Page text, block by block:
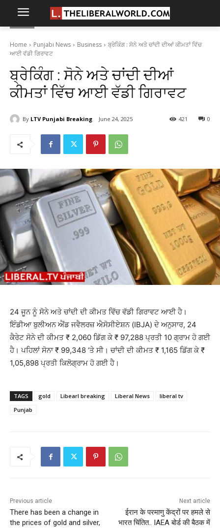
Home Punjabi News Business
ਬ੍ਰੇਕਿੰਗ : ਸੋਨੇ ਅਤੇ ਚਾਂਦੀ ਦੀਆਂ ਕੀਮਤਾਂ ਵਿੱਚ
ਆਈ ਵੱਡੀ ਗਿਰਾਵਟ
ਬ੍ਰੇਕਿੰਗ : ਸੋਨੇ ਅਤੇ ਚਾਂਦੀ ਦੀਆਂ
ਕੀਮਤਾਂ ਵਿੱਚ ਆਈ ਵੱਡੀ ਗਿਰਾਵਟ
By LTV Punjabi Breaking June 24, 2025 0
421
24 ਜੂਨ ਨੂੰ ਸੋਨੇ ਅਤੇ ਚਾਂਦੀ ਦੀ ਕੀਮਤ ਵਿੱਚ ਵੱਡੀ ਗਿਰਾਵਟ ਆਈ ਹੈ।
ਇੰਡੀਆ ਬੁਲੀਅਨ ਐਂਡ ਜਵੈਲਰਜ਼ ਐਸੋਸੀਏਸ਼ਨ (IBJA) ਦੇ ਅਨੁਸਾਰ, 24
ਕੈਰੇਟ ਸੋਨੇ ਦੀ ਕੀਮਤ ₹ 2,060 ਡਿੱਗ ਕੇ ₹ 97,288 ਪ੍ਰਤੀ 10 ਗ੍ਰਾਮ ਹੋ ਗਈ
ਹੈ। ਪਹਿਲਾਂ ਸੋਨਾ ₹ 99,348 ‘ਤੇ ਸੀ। ਚਾਂਦੀ ਦੀ ਕੀਮਤ ₹ 1,165 ਡਿੱਗ ਕੇ ₹
1,05,898 ਪ੍ਰਤੀ ਕਿਲੋਗ੍ਰਾਮ ਹੋ ਗਈ ਹੈ।
TAGS gold Libearl breaking Liberal News
liberal tv
Punjab
Previous article
There has been a change in
the prices of gold and silver,
Next article
ईरान के परमाणु केंद्रों पर हमले से
भारत चिंतित.. IAEA बोर्ड की बैठक में